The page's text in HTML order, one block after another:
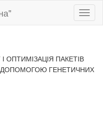
ПАКЕТІВ
ГЕНЕТИЧНИХ